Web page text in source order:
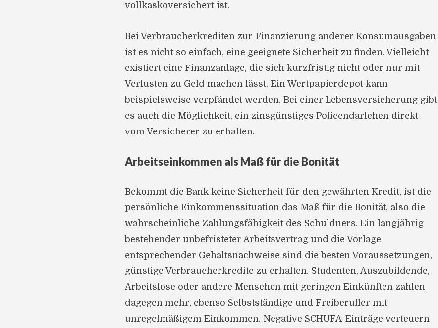
vollkaskoversichert ist.
Bei Verbraucherkrediten zur Finanzierung anderer Konsumausgaben
ist es nicht so einfach, eine geeignete Sicherheit zu finden. Vielleicht
existiert eine Finanzanlage, die sich kurzfristig nicht oder nur mit
Verlusten zu Geld machen lässt. Ein Wertpapierdepot kann
beispielsweise verpfändet werden. Bei einer Lebensversicherung gibt
es auch die Möglichkeit, ein zinsgünstiges Policendarlehen direkt
vom Versicherer zu erhalten.
Arbeitseinkommen als Maß für die Bonität
Bekommt die Bank keine Sicherheit für den gewährten Kredit, ist die
persönliche Einkommenssituation das Maß für die Bonität, also die
wahrscheinliche Zahlungsfähigkeit des Schuldners. Ein langjährig
bestehender unbefristeter Arbeitsvertrag und die Vorlage
entsprechender Gehaltsnachweise sind die besten Voraussetzungen,
günstige Verbraucherkredite zu erhalten. Studenten, Auszubildende,
Arbeitslose oder andere Menschen mit geringen Einkünften zahlen
dagegen mehr, ebenso Selbstständige und Freiberufler mit
unregelmäßigem Einkommen. Negative SCHUFA-Einträge verteuern